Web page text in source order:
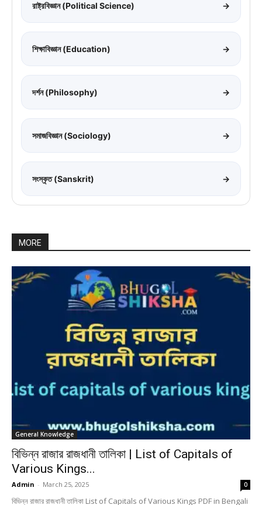
রাষ্ট্রবিজ্ঞান (Political Science) →
শিক্ষাবিজ্ঞান (Education) →
দর্শন (Philosophy) →
সমাজবিজ্ঞান (Sociology) →
সংস্কৃত (Sanskrit) →
MORE
General Knowledge
বিভিন্ন রাজার রাজধানী তালিকা | List of Capitals of
Various Kings...
Admin - March 25, 2025 0
বিভিন্ন রাজার রাজধানী তালিকা List of Capitals of Various Kings PDF in Bengali